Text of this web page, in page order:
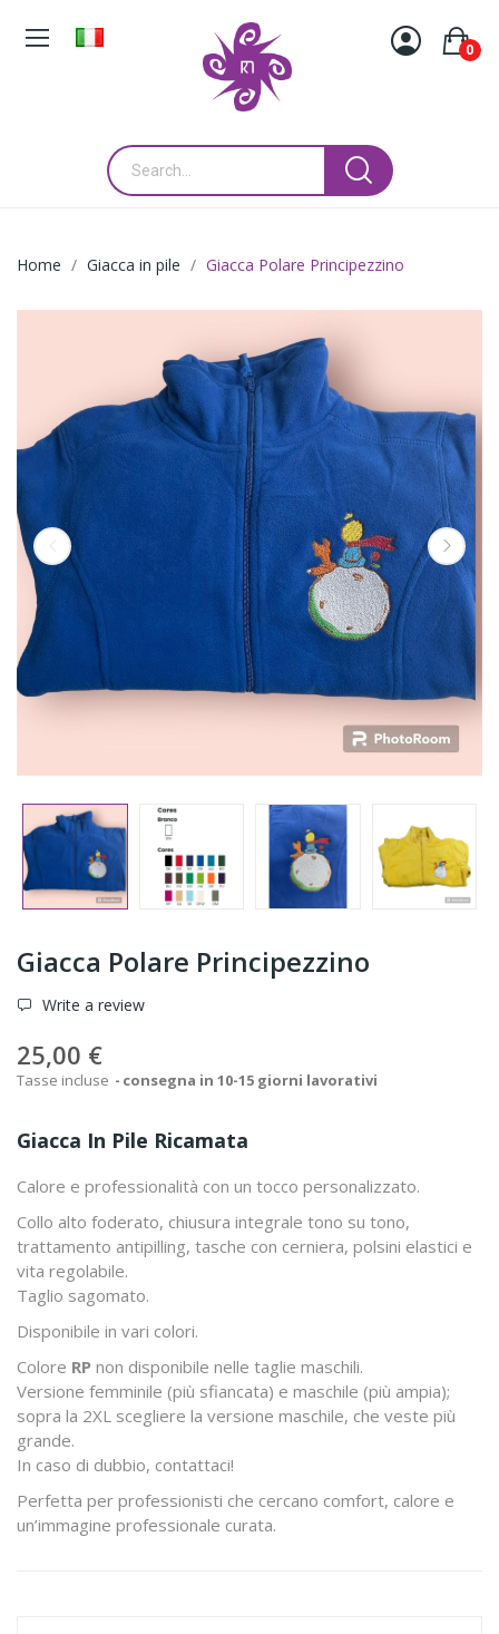
0
Home Giacca in pile Giacca Polare Principezzino
Giacca Polare Principezzino
Write a review
25,00 €
Tasse incluse consegna in 10-15 giorni lavorativi
Giacca In Pile Ricamata
Calore e professionalità con un tocco personalizzato.
Collo alto foderato, chiusura integrale tono su tono,
trattamento antipilling, tasche con cerniera, polsini elastici e
vita regolabile.
Taglio sagomato.
Disponibile in vari colori.
Colore RP non disponibile nelle taglie maschili.
Versione femminile (più sfiancata) e maschile (più ampia);
sopra la 2XL scegliere la versione maschile, che veste più
grande.
In caso di dubbio, contattaci!
Perfetta per professionisti che cercano comfort, calore e
un’immagine professionale curata.